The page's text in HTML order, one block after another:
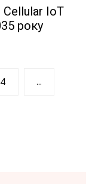
Cellular IoT
року
4 …